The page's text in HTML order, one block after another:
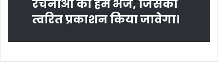
रचनाओं को हमें भेजें, जिसका
त्‍वरित प्रकाशन किया जावेगा।